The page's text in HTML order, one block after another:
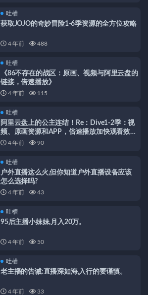
吐槽
获取JOJO的奇妙冒险1-6季资源的全方位攻略
4 年前 488
吐槽
《86不存在的战区：原画、视频与阿里云盘的
链接，倍速播放》
4 年前 115
吐槽
阿里云盘上的公主连结！Re：Dive1-2季：视
频、原画资源和APP，倍速播放加快观看效
率！4 年前 90
吐槽
户外直播这么火,但你知道户外直播设备应该
怎么选择吗?
4 年前 43
吐槽
95后主播小妹妹,月入20万。
4 年前 50
吐槽
老主播的告诫:直播深如海,入行的要谨慎。
4 年前 33